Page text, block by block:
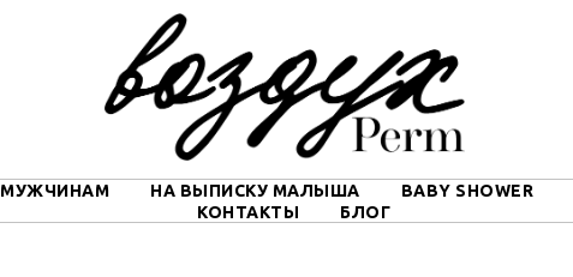
МУЖЧИНАМ НА ВЫПИСКУ МАЛЫША BABY SHOWER
КОНТАКТЫ
БЛОГ